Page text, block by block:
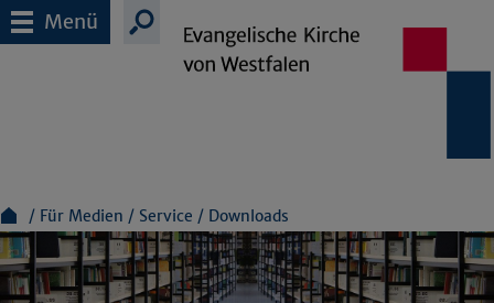
Menü
Für Medien Service Downloads